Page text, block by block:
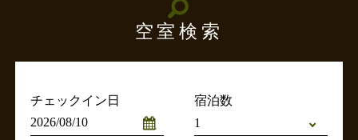
空室検索
チェックイン日 宿泊数